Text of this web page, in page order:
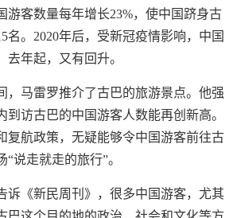
游客数量每年增长23%，使中国跻身古
名。2020年后，受新冠疫情影响，中国
去年起，又有回升。
，马雷罗推介了古巴的旅游景点。他强
到访古巴的中国游客人数能再创新高。
复航政策，无疑能够令中国游客前往古
说走就走的旅行”。
诉《新民周刊》，很多中国游客，尤其